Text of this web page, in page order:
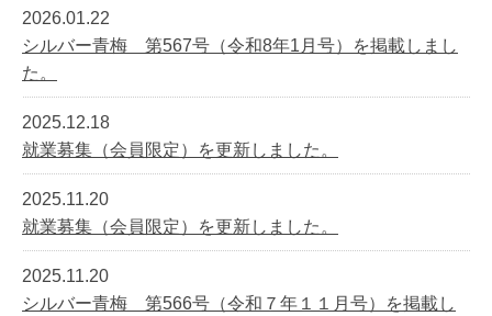
2026.01.22
シルバー青梅 第567号（令和8年1月号）を掲載しまし
た。
2025.12.18
就業募集（会員限定）を更新しました。
2025.11.20
就業募集（会員限定）を更新しました。
2025.11.20
シルバー青梅 第566号（令和７年１１月号）を掲載し